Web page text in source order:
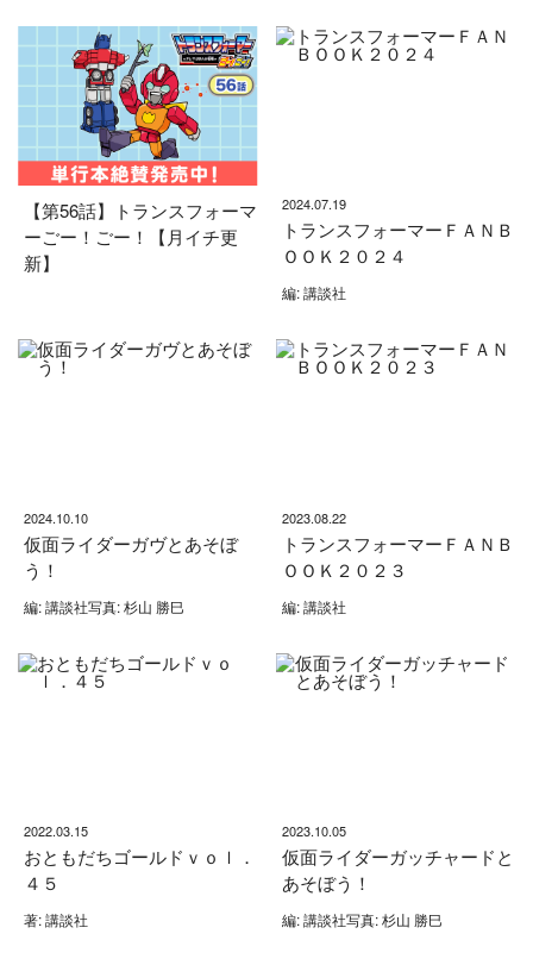
【第56話】トランスフォーマ
ーごー！ごー！【月イチ更
新】
2024.07.19
トランスフォーマーＦＡＮＢ
ＯＯＫ２０２４
編: 講談社
2024.10.10
仮面ライダーガヴとあそぼ
う！
編: 講談社写真: 杉山 勝巳
2023.08.22
トランスフォーマーＦＡＮＢ
ＯＯＫ２０２３
編: 講談社
2022.03.15
おともだちゴールドｖｏｌ．
４５
著: 講談社
2023.10.05
仮面ライダーガッチャードと
あそぼう！
編: 講談社写真: 杉山 勝巳